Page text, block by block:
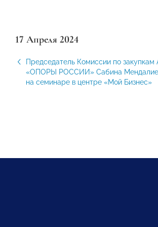
17 Апреля 2024
Председатель Комиссии по закупкам
«ОПОРЫ РОССИИ» Сабина
на семинаре в центре «Мой Бизнес»